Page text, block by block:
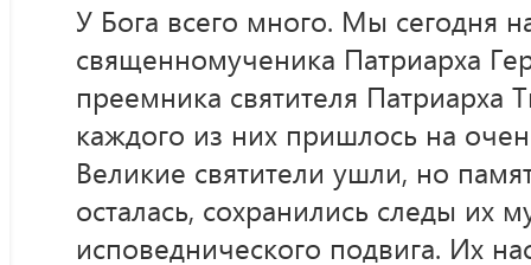
У Бога всего много. Мы сегодня
священномученика Патриарха
преемника святителя Патриарха
каждого из них пришлось на
Великие святители ушли, но
осталась, сохранились следы их
исповеднического подвига. Их